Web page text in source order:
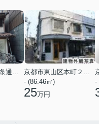
- (86.46㎡)
25万円
-